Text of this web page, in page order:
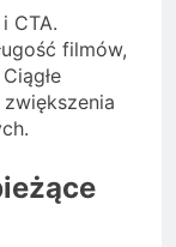
CTA.
filmów,
Ciągłe